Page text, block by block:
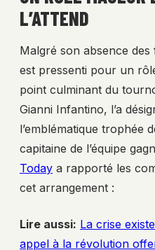
L’ATTEND
Malgré son absence des
est pressenti pour un
point culminant du
Gianni Infantino, l’a
l’emblématique trophée
capitaine de l’équipe
Today a rapporté les
cet arrangement :
Lire aussi: La crise
appel à la révolution